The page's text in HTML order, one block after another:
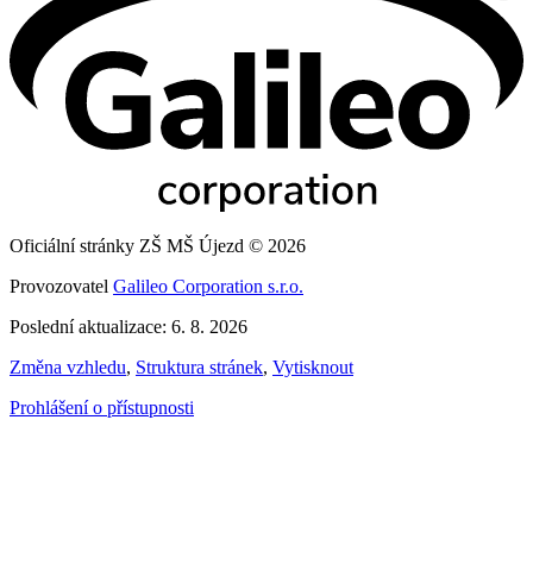
Oficiální stránky ZŠ MŠ Újezd © 2026
Provozovatel Galileo Corporation s.r.o.
Poslední aktualizace: 6. 8. 2026
Změna vzhledu, Struktura stránek, Vytisknout
Prohlášení o přístupnosti